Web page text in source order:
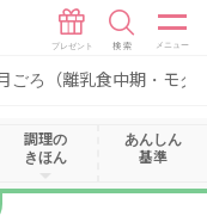
ごろ（離乳食中期・モグ
調理の
きほん
あんしん
基準